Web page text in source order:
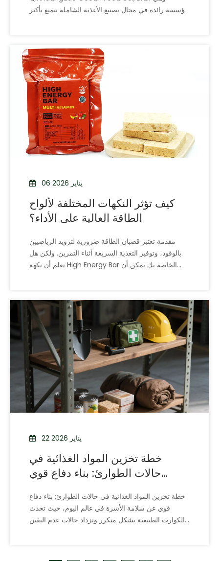
مؤسسة رائدة في مجال تصنيع الأغذية الشاملة تتمتع بأكثر
06 يناير 2026
كيف تؤثر النكهات المختلفة لألواح
الطاقة العالية على الأداء؟
مقدمة تعتبر قضبان الطاقة ضرورية لتزويد الرياضيين
بالوقود، وتوفير التغذية السريعة أثناء التمرين. ولكن هل
تعلم أن نكهة High Energy Bar الخاصة بك يمكن أن
22 يناير 2026
خطة تخزين المواد الغذائية في
حالات الطوارئ: بناء دفاع قوي
خطة تخزين المواد الغذائية في حالات الطوارئ: بناء دفاع
قوي عن سلامة الأسرة في عالم اليوم، حيث تحدث
الكوارث الطبيعية بشكل متكرر وتزداد حالات عدم اليقين